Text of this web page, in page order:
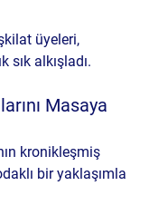
üyeleri,
sık alkışladı.
Masaya
kronikleşmiş
bir yaklaşımla